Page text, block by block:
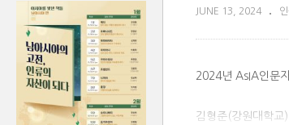
JUNE 13, 2024
2024년 AsIA인문
김형준(강원대학교)